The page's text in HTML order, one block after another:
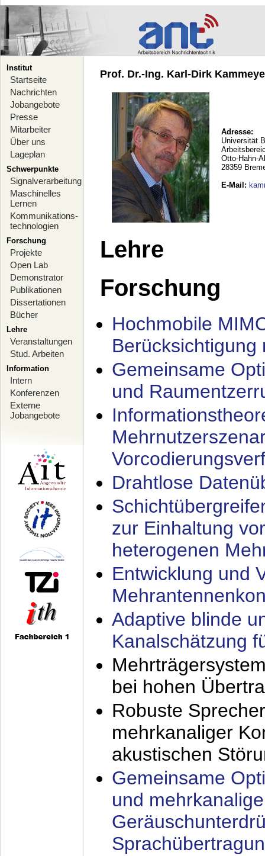
Institut
Startseite
Nachrichten
Jobangebote
Presse
Mitarbeiter
Über uns
Lageplan
Schwerpunkte
Signalverarbeitung
Maschinelles
Lernen
Kommunikations-
technologien
Forschung
Projekte
Open Lab
Demonstrator
Publikationen
Dissertationen
Bücher
Lehre
Veranstaltungen
Stud. Arbeiten
Information
Intern
Konferenzen
Externe
Jobangebote
Prof. Dr.-Ing. Karl-Dirk
Adresse:
Universität
Otto-Hahn-
28359
E-Mail :
Lehre
Forschung
Hochmobile
Berücksichtigung
Gemeinsame
und
Drahtlose
zur Einhaltung
heterogenen
Entwicklung und
Adaptive blinde
Kanalschätzung
bei hohen
Robuste
mehrkanaliger
akustischen
Gemeinsame
und